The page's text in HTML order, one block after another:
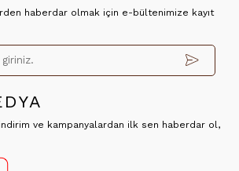
haberdar olmak için e-bültenimize kayıt
ve kampanyalardan ilk sen haberdar ol,